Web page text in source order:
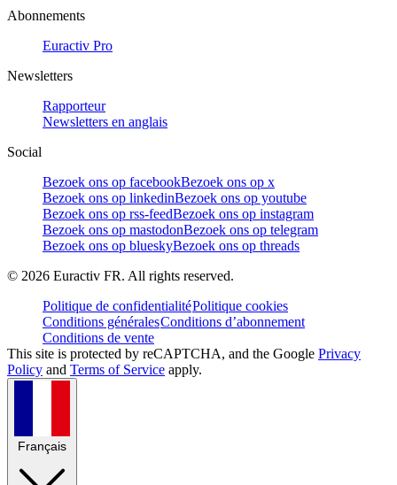
Abonnements
Euractiv Pro
Newsletters
Rapporteur
Newsletters en anglais
Social
Bezoek ons op facebookBezoek ons op x
Bezoek ons op linkedinBezoek ons op youtube
Bezoek ons op rss-feedBezoek ons op instagram
Bezoek ons op mastodonBezoek ons op telegram
Bezoek ons op blueskyBezoek ons op threads
© 2026 Euractiv FR. All rights reserved.
Politique de confidentialitéPolitique cookies
Conditions généralesConditions d’abonnement
Conditions de vente
This site is protected by reCAPTCHA, and the Google Privacy
Policy and Terms of Service apply.
Français